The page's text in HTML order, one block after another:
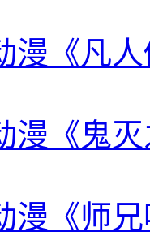
漫《凡
漫《鬼
漫《师